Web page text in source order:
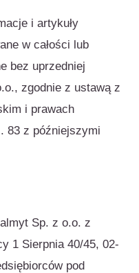
i artykuły
w całości lub
bez uprzedniej
zgodnie z ustawą z
i prawach
83 z późniejszymi
Sp. z o.o. z
1 Sierpnia 40/45, 02-
pod